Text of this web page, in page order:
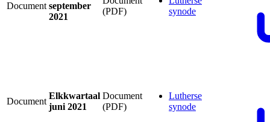
Document september
2021
(PDF)
synode
Document
Elkkwartaal
juni 2021
Document
(PDF)
Lutherse
synode